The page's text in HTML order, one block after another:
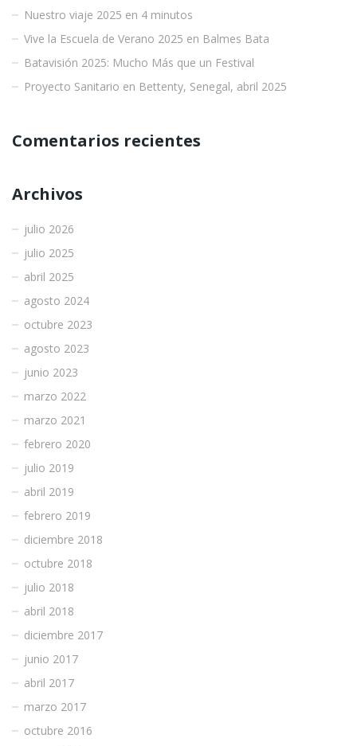
Nuestro viaje 2025 en 4 minutos
Vive la Escuela de Verano 2025 en Balmes Bata
Batavisión 2025: Mucho Más que un Festival
Proyecto Sanitario en Bettenty, Senegal, abril 2025
Comentarios recientes
Archivos
julio 2026
julio 2025
abril 2025
agosto 2024
octubre 2023
agosto 2023
junio 2023
marzo 2022
marzo 2021
febrero 2020
julio 2019
abril 2019
febrero 2019
diciembre 2018
octubre 2018
julio 2018
abril 2018
diciembre 2017
junio 2017
abril 2017
marzo 2017
octubre 2016